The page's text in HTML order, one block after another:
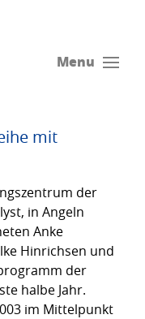
Menu
mit
der
in Angeln
Anke
Hinrichsen und
der
halbe Jahr.
im Mittelpunkt